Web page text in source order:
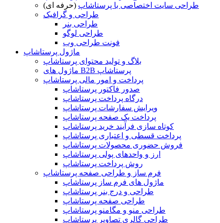
طراحی سایت اختصاصی با پرستاشاپ (حرفه ای)
طراحی و گرافیک
طراحی بنر
طراحی لوگو
فونت طراحی وب
ماژول پرستاشاپ
بلاگ و تولید محتوای پرستاشاپ
ماژول های B2B پرستاشاپ
پرداخت و امور مالی پرستاشاپ
صدور فاکتور پرستاشاپ
درگاه پرداخت پرستاشاپ
ویرایش سفارشات پرستاشاپ
پرداخت یک صفحه پرستاشاپ
کوتاه سازی فرآیند خرید پرستاشاپ
پرداخت قسطی و اعتباری پرستاشاپ
فروش حضوری محصولات پرستاشاپ
ارز و واحدهای پولی پرستاشاپ
روش پرداخت پرستاشاپ
فرم ساز و طراحی صفحه پرستاشاپ
ماژول های فرم ساز پرستاشاپ
طراحی و درج بنر پرستاشاپ
طراحی صفحه پرستاشاپ
طراحی منو و مگامنو پرستاشاپ
طراحی گالری تصاویر پرستاشاپ